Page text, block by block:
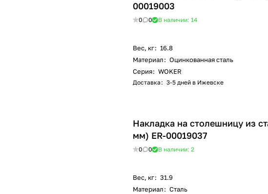
00019003
0 0 В наличии: 14
Вес, кг: 16.8
Материал: Оцинкованная сталь
Серия: WOKER
Доставка : 3-5 дней в Ижевске
Накладка на столешницу из
мм) ER-00019037
0 0 В наличии: 2
Вес, кг: 31.9
Материал: Сталь